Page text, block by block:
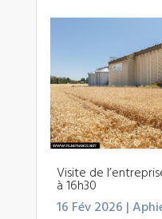
Visite de
à 16h30
16 Fév 2026 |